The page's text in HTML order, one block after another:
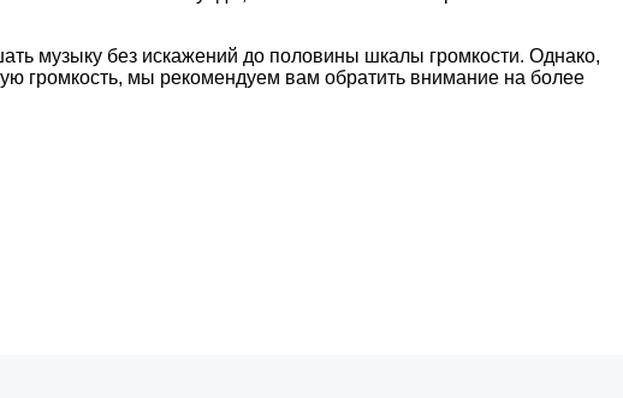
музыку без искажений до половины шкалы громкости. Однако,
громкость, мы рекомендуем вам обратить внимание на более